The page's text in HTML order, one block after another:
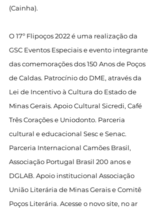
(Cainha).
O 17º Flipoços 2022 é uma realização da
GSC Eventos Especiais e evento integrante
das comemorações dos 150 Anos de Poços
de Caldas. Patrocínio do DME, através da
Lei de Incentivo à Cultura do Estado de
Minas Gerais. Apoio Cultural Sicredi, Café
Três Corações e Uniodonto. Parceria
cultural e educacional Sesc e Senac.
Parceria Internacional Camões Brasil,
Associação Portugal Brasil 200 anos e
DGLAB. Apoio institucional Associação
União Literária de Minas Gerais e Comitê
Poços Literária. Acesse o novo site, no ar